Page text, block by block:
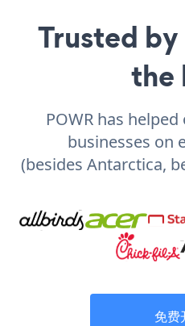
Trusted
the
POWR has
businesses on
(besides Antarctica,
免费